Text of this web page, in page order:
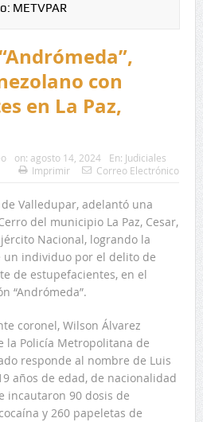
METVPAR
con
en La Paz,
on: agosto 14, 2024 En: Judiciales
Imprimir Correo Electrónico
Valledupar, adelantó una
del municipio La Paz, Cesar,
Nacional, logrando la
un individuo por el delito de
de estupefacientes, en el
“Andrómeda”.
coronel, Wilson Álvarez
la Policía Metropolitana de
responde al nombre de Luis
años de edad, de nacionalidad
incautaron 90 dosis de
y 260 papeletas de